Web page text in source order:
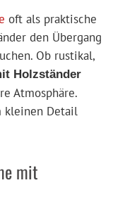
oft als praktische
den Übergang
Ob rustikal,
Holzständer
Atmosphäre.
kleinen Detail
mit